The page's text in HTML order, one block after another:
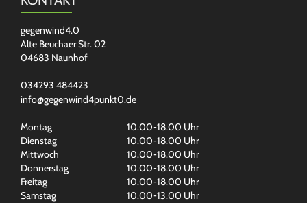
gegenwind4.0
Alte Beuchaer Str. 02
04683 Naunhof
034293 484423
info@gegenwind4punkt0.de
Montag
10.00-18.00 Uhr
Dienstag
10.00-18.00 Uhr
Mittwoch
10.00-18.00 Uhr
Donnerstag
10.00-18.00 Uhr
Freitag
10.00-18.00 Uhr
Samstag
10.00-13.00 Uhr